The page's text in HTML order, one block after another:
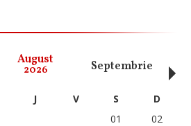
August
2026 Septembrie
J V S
D
01
02